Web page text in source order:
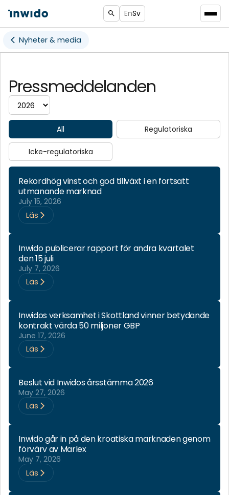
EnSv
Nyheter & media
Pressmeddelanden
All Regulatoriska
Icke-regulatoriska
Rekordhög vinst och god tillväxt i en fortsatt
utmanande marknad
July 15, 2026
Läs
Inwido publicerar rapport för andra kvartalet
den 15 juli
July 7, 2026
Läs
Inwidos verksamhet i Skottland vinner betydande
kontrakt värda 50 miljoner GBP
June 17, 2026
Läs
Beslut vid Inwidos årsstämma 2026
May 27, 2026
Läs
Inwido går in på den kroatiska marknaden genom
förvärv av Marlex
May 7, 2026
Läs